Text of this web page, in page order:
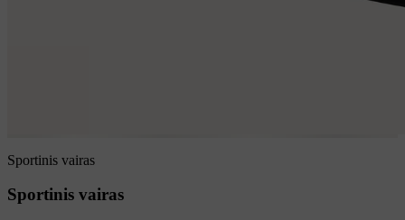
Sportinis vairas
Sportinis vairas